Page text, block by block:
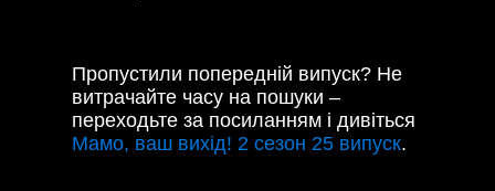
Пропустили попередній випуск? Не
витрачайте часу на пошуки –
переходьте за посиланням і дивіться
Мамо, ваш вихід! 2 сезон 25 випуск.